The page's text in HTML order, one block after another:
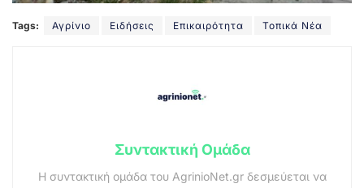
Tags: Αγρίνιο Ειδήσεις Επικαιρότητα Τοπικά Νέα
Συντακτική Ομάδα
Η συντακτική ομάδα του AgrinioNet.gr δεσμεύεται να